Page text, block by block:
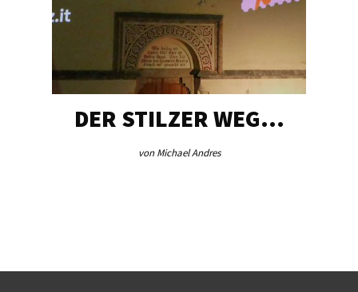
DER STILZER WEG…
von Michael Andres